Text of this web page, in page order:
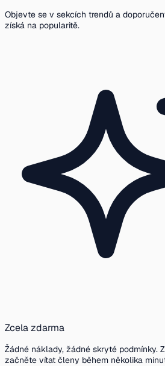
Objevte se v sekcích trendů a
získá na popularitě.
Zcela zdarma
Žádné náklady, žádné skryté podmínky.
začněte vítat členy během několika